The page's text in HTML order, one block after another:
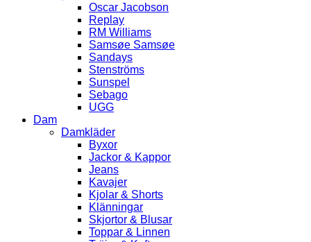
Oscar Jacobson
Replay
RM Williams
Samsøe Samsøe
Sandays
Stenströms
Sunspel
Sebago
UGG
Dam
Damkläder
Byxor
Jackor & Kappor
Jeans
Kavajer
Kjolar & Shorts
Klänningar
Skjortor & Blusar
Toppar & Linnen